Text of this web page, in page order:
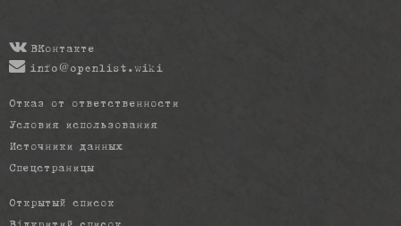
ВКонтакте
info@openlist.wiki
Отказ от ответственности
Условия использования
Источники данных
Спецстраницы
Открытый список